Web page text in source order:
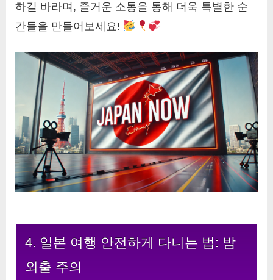
하길 바라며, 즐거운 소통을 통해 더욱 특별한 순
간들을 만들어보세요!
4. 일본 여행 안전하게 다니는 법: 밤
외출 주의